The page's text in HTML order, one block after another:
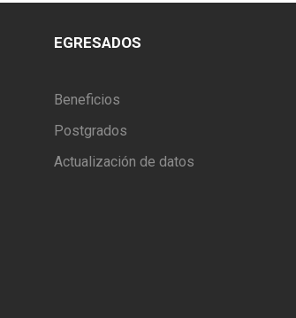
EGRESADOS
Beneficios
Postgrados
Actualización de datos